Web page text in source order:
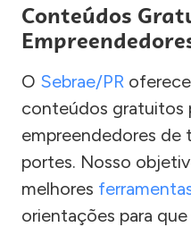
Conteúdos
O Sebrae/PR
conteúdos gratuitos
empreendedores de
portes. Nosso
melhores
orientações para